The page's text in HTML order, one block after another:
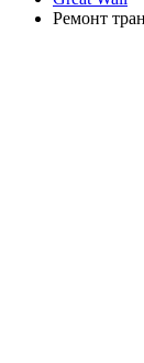
Ремонт